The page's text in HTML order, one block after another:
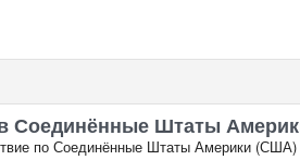
Соединённые Штаты
по Соединённые Штаты Америки (США)